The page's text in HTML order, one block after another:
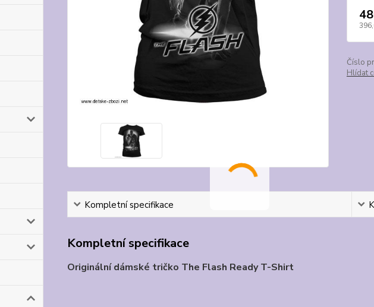
Číslo
Hlídat
Kompletní specifikace
Kompletní specifikace
Originální dámské tričko The Flash Ready T-Shirt